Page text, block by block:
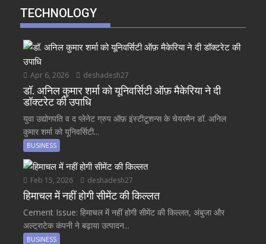
TECHNOLOGY
Apr 6, 2026 deshadesh27
डॉ. अनिल कुमार शर्मा को यूनिवर्सिटी ऑफ़ मैकेरिया ने दी
डॉक्टरेट की उपाधि
युवा उद्योगपति व द प्लेनेट ग्रुप ऑफ़ इंस्टीटूशन्स के चेयरमैन डॉ. अनिल
कुमार शर्मा को यूनिवर्सिटी...
BUSINESS
Feb 15, 2026 deshadesh27
हिमाचल में नहीं होगी सीमेंट की किल्लत
Cement Issue: हिमाचल में नहीं होगी सीमेंट की किल्लत, अंबुजा और
अल्ट्राटेक कंपनी ने बढ़ाया उत्पादन...
BUSINESS